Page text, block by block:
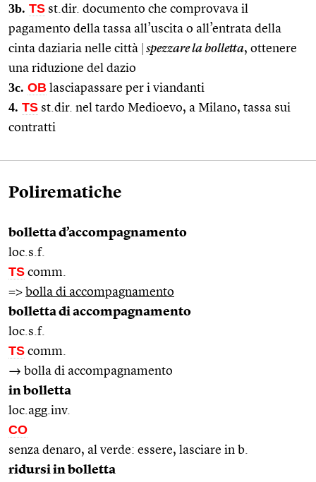
3b. TS st.dir. documento che comprovava il
pagamento della tassa all’uscita o all’entrata della
cinta daziaria nelle città
spezzare la bolletta, ottenere
una riduzione del dazio
3c. OB lasciapassare per i viandanti
4. TS st.dir. nel tardo Medioevo, a Milano, tassa sui
contratti
Polirematiche
bolletta d’accompagnamento
loc.s.f.
TS comm.
=> bolla di accompagnamento
bolletta di accompagnamento
loc.s.f.
TS comm.
→ bolla di accompagnamento
in bolletta
loc.agg.inv.
CO
senza denaro, al verde: essere, lasciare in b.
ridursi in bolletta